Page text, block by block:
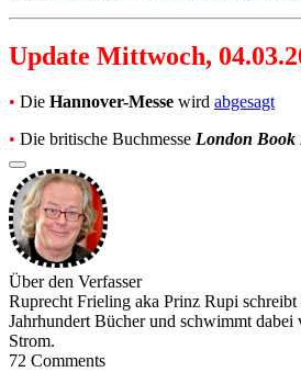
Update Mittwoch,
• Die Hannover-Messe wird abgesagt
• Die britische Buchmesse London Book
Über den Verfasser
Ruprecht Frieling aka Prinz Rupi schreibt
Jahrhundert Bücher und schwimmt dabei
Strom.
72 Comments